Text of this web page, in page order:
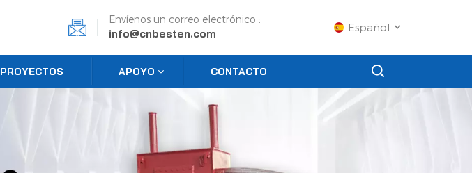
Envíenos un correo electrónico :
info@cnbesten.com
Español
English
PROYECTOS APOYO CONTACTO